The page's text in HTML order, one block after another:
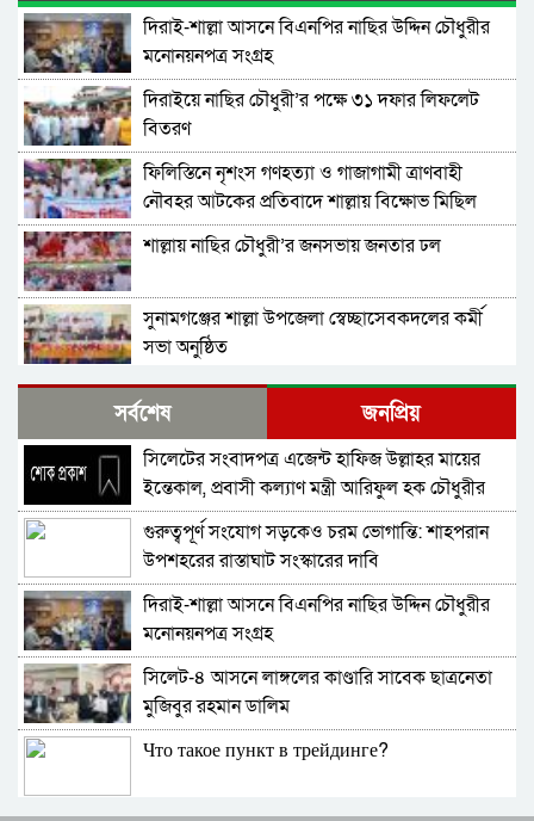
দিরাই-শাল্লা আসনে বিএনপির নাছির উদ্দিন চৌধুরীর
মনোনয়নপত্র সংগ্রহ
দিরাইয়ে নাছির চৌধুরী’র পক্ষে ৩১ দফার লিফলেট
বিতরণ
ফিলিস্তিনে নৃশংস গণহত্যা ও গাজাগামী ত্রাণবাহী
নৌবহর আটকের প্রতিবাদে শাল্লায় বিক্ষোভ মিছিল
শাল্লায় নাছির চৌধুরী’র জনসভায় জনতার ঢল
সুনামগঞ্জের শাল্লা উপজেলা স্বেচ্ছাসেবকদলের কর্মী
সভা অনুষ্ঠিত
দিরাইয়ে মাওলানা মুশতাক গাজীনগরীর হত্যার
প্রতিবাদে বিক্ষোভ মিছিল ও সমাবেশ অনুষ্ঠিত
শাল্লায় স্বেচ্চায় রক্তদানের ছোট উদ্যোগ থেকে সুদৃঢ়
মানবিক নেটওয়ার্ক
শাল্লায় বিএনপির প্রতিষ্ঠাবার্ষিকী পালিত
নাশকতার মামলায় বিএনপির ৫২ নেতাকর্মী
আসামি,বিএনপি সেক্রেটারী প্রার্থী সহোদর আ,লীগ
নেতা ওই মামলার প্রধান সাক্ষী!
তাহিরপুরে ব্যবসায়ীর বিরুদ্ধে মিথ্যা মামলা প্রতিকার
চেয়ে সংবাদ সম্মেলন
শাল্লায় (ঘুঙ্গিয়ারগাঁও) বাজারের চারপাশের ময়লা
সর্বশেষ জনপ্রিয়
সিলেটের সংবাদপত্র এজেন্ট হাফিজ উল্লাহর মায়ের
ইন্তেকাল, প্রবাসী কল্যাণ মন্ত্রী আরিফুল হক চৌধুরীর
শোক
গুরুত্বপূর্ণ সংযোগ সড়কেও চরম ভোগান্তি: শাহপরান
উপশহরের রাস্তাঘাট সংস্কারের দাবি
দিরাই-শাল্লা আসনে বিএনপির নাছির উদ্দিন চৌধুরীর
মনোনয়নপত্র সংগ্রহ
সিলেট-৪ আসনে লাঙ্গলের কাণ্ডারি সাবেক ছাত্রনেতা
মুজিবুর রহমান ডালিম
Что такое пункт в трейдинге?